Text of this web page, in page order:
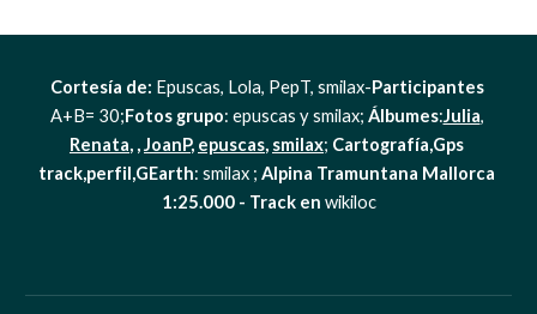
Cortesía de: Epuscas, Lola, PepT, smilax-Participantes
A+B= 30;Fotos grupo: epuscas y smilax; Álbumes:Julia
Renata, , JoanP, epuscas, smilax; Cartografía,Gps
track,perfil,GEarth: smilax ; Alpina Tramuntana Mallorca
1:25.000 - Track en wikiloc